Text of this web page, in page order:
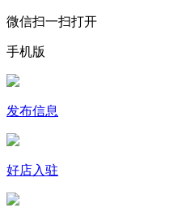
微信扫一扫打开
手机版
发布信息
好店入驻